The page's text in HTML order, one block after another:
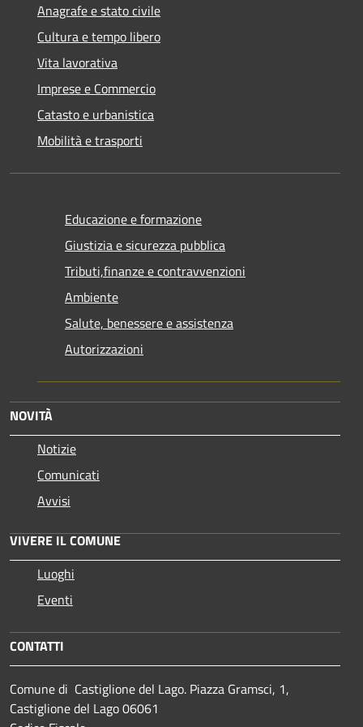
Anagrafe e stato civile
Cultura e tempo libero
Vita lavorativa
Imprese e Commercio
Catasto e urbanistica
Mobilità e trasporti
Educazione e formazione
Giustizia e sicurezza pubblica
Tributi,finanze e contravvenzioni
Ambiente
Salute, benessere e assistenza
Autorizzazioni
NOVITÀ
Notizie
Comunicati
Avvisi
VIVERE IL COMUNE
Luoghi
Eventi
CONTATTI
Comune di Castiglione del Lago. Piazza Gramsci, 1,
Castiglione del Lago 06061